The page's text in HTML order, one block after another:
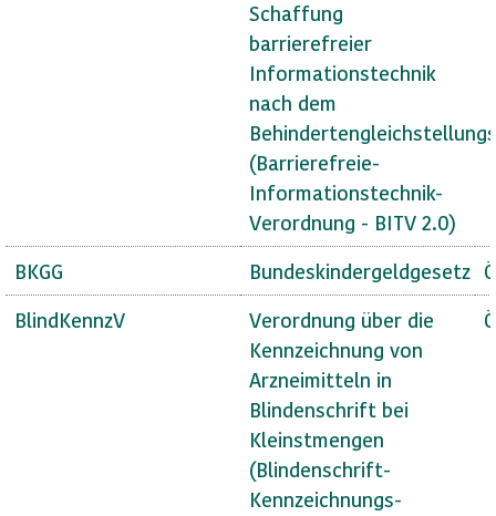
Schaffung
barrierefreier
Informationstechnik
nach dem
(Barrierefreie-
Informationstechnik-
Verordnung - BITV 2.0)
BKGG Bundeskindergeldgesetz
BlindKennzV
Verordnung über die
Kennzeichnung von
Arzneimitteln in
Blindenschrift bei
Kleinstmengen
(Blindenschrift-
Kennzeichnungs-